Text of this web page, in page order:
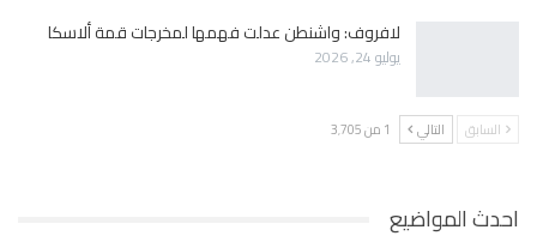
لافروف: واشنطن عدلت فهمها لمخرجات قمة ألاسكا
يوليو 24, 2026
السابق التالي 1 من 3٬705
احدث المواضيع